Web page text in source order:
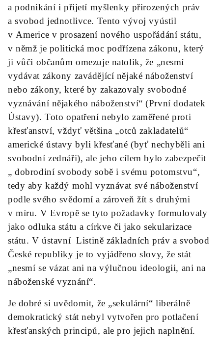
a podnikání i přijetí myšlenky přirozených práv
a svobod jednotlivce. Tento vývoj vyústil
v Americe v prosazení nového uspořádání státu,
v němž je politická moc podřízena zákonu, který
ji vůči občanům omezuje natolik, že „nesmí
vydávat zákony zavádějící nějaké náboženství
nebo zákony, které by zakazovaly svobodné
vyznávání nějakého náboženství“ (První dodatek
Ústavy). Toto opatření nebylo zaměřené proti
křesťanství, vždyť většina „otců zakladatelů“
americké ústavy byli křesťané (byť nechyběli ani
svobodní zednáři), ale jeho cílem bylo zabezpečit
„ dobrodiní svobody sobě i svému potomstvu“,
tedy aby každý mohl vyznávat své náboženství
podle svého svědomí a zároveň žít s druhými
v míru. V Evropě se tyto požadavky formulovaly
jako odluka státu a církve či jako sekularizace
státu. V ústavní Listině základních práv a svobod
České republiky je to vyjádřeno slovy, že stát
„nesmí se vázat ani na výlučnou ideologii, ani na
náboženské vyznání“.
Je dobré si uvědomit, že „sekulární“ liberálně
demokratický stát nebyl vytvořen pro potlačení
křesťanských principů, ale pro jejich naplnění.